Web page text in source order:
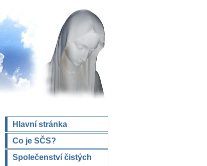
Hlavní stránka
Co je SČS?
Společenství čistých